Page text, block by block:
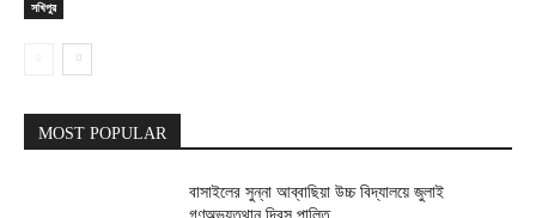
সখিপুর
MOST POPULAR
বাসাইলের সুন্না আব্বাছিয়া উচ্চ বিদ্যালয়ে জুলাই